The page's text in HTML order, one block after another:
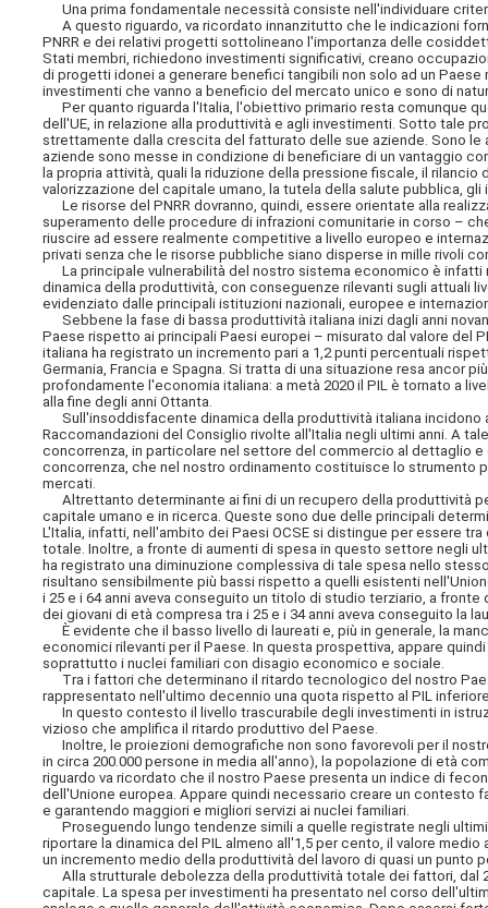
Una prima fondamentale necessità consiste nell'individuare
A questo riguardo, va ricordato innanzitutto che le indicazioni
PNRR e dei relativi progetti sottolineano l'importanza delle
Stati membri, richiedono investimenti significativi, creano
di progetti idonei a generare benefici tangibili non solo ad un
investimenti che vanno a beneficio del mercato unico e sono di
Per quanto riguarda l'Italia, l'obiettivo primario resta comunque
dell'UE, in relazione alla produttività e agli investimenti. Sotto tale
strettamente dalla crescita del fatturato delle sue aziende. Sono
aziende sono messe in condizione di beneficiare di un vantaggio
la propria attività, quali la riduzione della pressione fiscale, il
valorizzazione del capitale umano, la tutela della salute pubblica,
Le risorse del PNRR dovranno, quindi, essere orientate alla
superamento delle procedure di infrazioni comunitarie in corso –
riuscire ad essere realmente competitive a livello europeo e
privati senza che le risorse pubbliche siano disperse in mille rivoli
La principale vulnerabilità del nostro sistema economico è infatti
dinamica della produttività, con conseguenze rilevanti sugli attuali
evidenziato dalle principali istituzioni nazionali, europee e
Sebbene la fase di bassa produttività italiana inizi dagli anni
Paese rispetto ai principali Paesi europei – misurato dal valore del
italiana ha registrato un incremento pari a 1,2 punti percentuali
Germania, Francia e Spagna. Si tratta di una situazione resa ancor
profondamente l'economia italiana: a metà 2020 il PIL è tornato a
alla fine degli anni Ottanta.
Sull'insoddisfacente dinamica della produttività italiana incidono
Raccomandazioni del Consiglio rivolte all'Italia negli ultimi anni. A
concorrenza, in particolare nel settore del commercio al dettaglio e
concorrenza, che nel nostro ordinamento costituisce lo strumento
mercati.
Altrettanto determinante ai fini di un recupero della produttività
capitale umano e in ricerca. Queste sono due delle principali
L'Italia, infatti, nell'ambito dei Paesi OCSE si distingue per essere
totale. Inoltre, a fronte di aumenti di spesa in questo settore negli
ha registrato una diminuzione complessiva di tale spesa nello
risultano sensibilmente più bassi rispetto a quelli esistenti
i 25 e i 64 anni aveva conseguito un titolo di studio terziario, a fronte
dei giovani di età compresa tra i 25 e i 34 anni aveva conseguito la
È evidente che il basso livello di laureati e, più in generale, la
economici rilevanti per il Paese. In questa prospettiva, appare
soprattutto i nuclei familiari con disagio economico e sociale.
Tra i fattori che determinano il ritardo tecnologico del nostro
rappresentato nell'ultimo decennio una quota rispetto al PIL
In questo contesto il livello trascurabile degli investimenti in
vizioso che amplifica il ritardo produttivo del Paese.
Inoltre, le proiezioni demografiche non sono favorevoli per il
in circa 200.000 persone in media all'anno), la popolazione di età
riguardo va ricordato che il nostro Paese presenta un indice di
dell'Unione europea. Appare quindi necessario creare un contesto
e garantendo maggiori e migliori servizi ai nuclei familiari.
Proseguendo lungo tendenze simili a quelle registrate negli
riportare la dinamica del PIL almeno all'1,5 per cento, il valore
un incremento medio della produttività del lavoro di quasi un punto
Alla strutturale debolezza della produttività totale dei fattori, dal
capitale. La spesa per investimenti ha presentato nel corso